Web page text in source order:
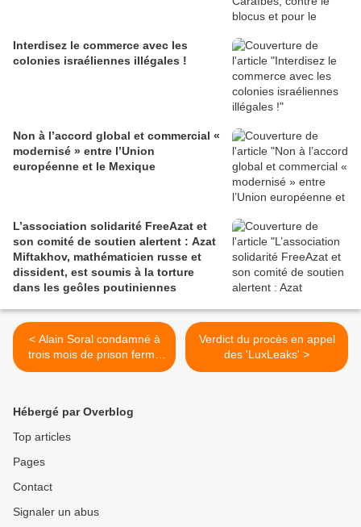
Interdisez le commerce avec les
colonies israéliennes illégales !
Non à l’accord global et commercial «
modernisé » entre l’Union
européenne et le Mexique
L’association solidarité FreeAzat et
son comité de soutien alertent : Azat
Miftakhov, mathématicien russe et
dissident, est soumis à la torture
dans les geôles poutiniennes
< Alain Soral condamné à
trois mois de prison ferme
après la publication d'un
Verdict du procès en appel
des 'LuxLeaks' >
Hébergé par Overblog
Top articles
Pages
Contact
Signaler un abus